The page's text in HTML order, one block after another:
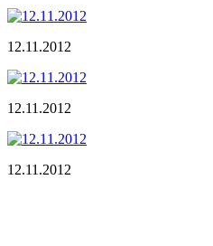
12.11.2012
12.11.2012
12.11.2012